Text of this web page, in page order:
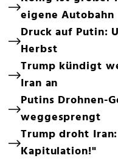
eigene Autobahn
Druck auf Putin:
Herbst
Trump kündigt
Iran an
Putins Drohnen-
weggesprengt
Trump droht
Kapitulation!"